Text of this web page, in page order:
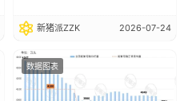
新猪派ZZK 2026-07-24
数据图表